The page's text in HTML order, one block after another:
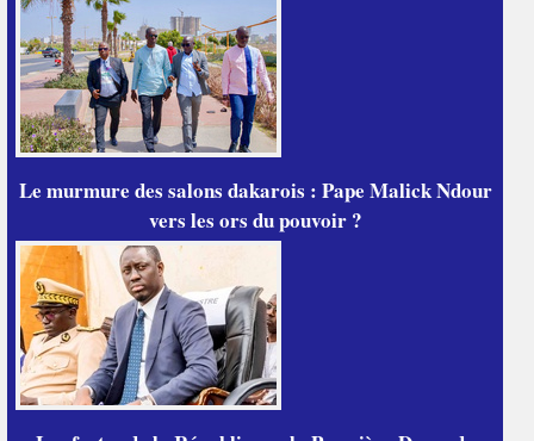
Le murmure des salons dakarois : Pape Malick Ndour
vers les ors du pouvoir ?